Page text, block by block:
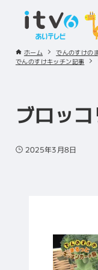
ホーム
でんのすけの
でんのすけキッチン記事
ブロッ
2025年3月8日